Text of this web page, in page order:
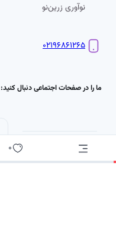
پ
س
ن
0
نوآوری زرین‌نو
۰۲۱۹۶۸۶۱۲۶۵
ما را در صفحات اجتماعی دنبال کنید: